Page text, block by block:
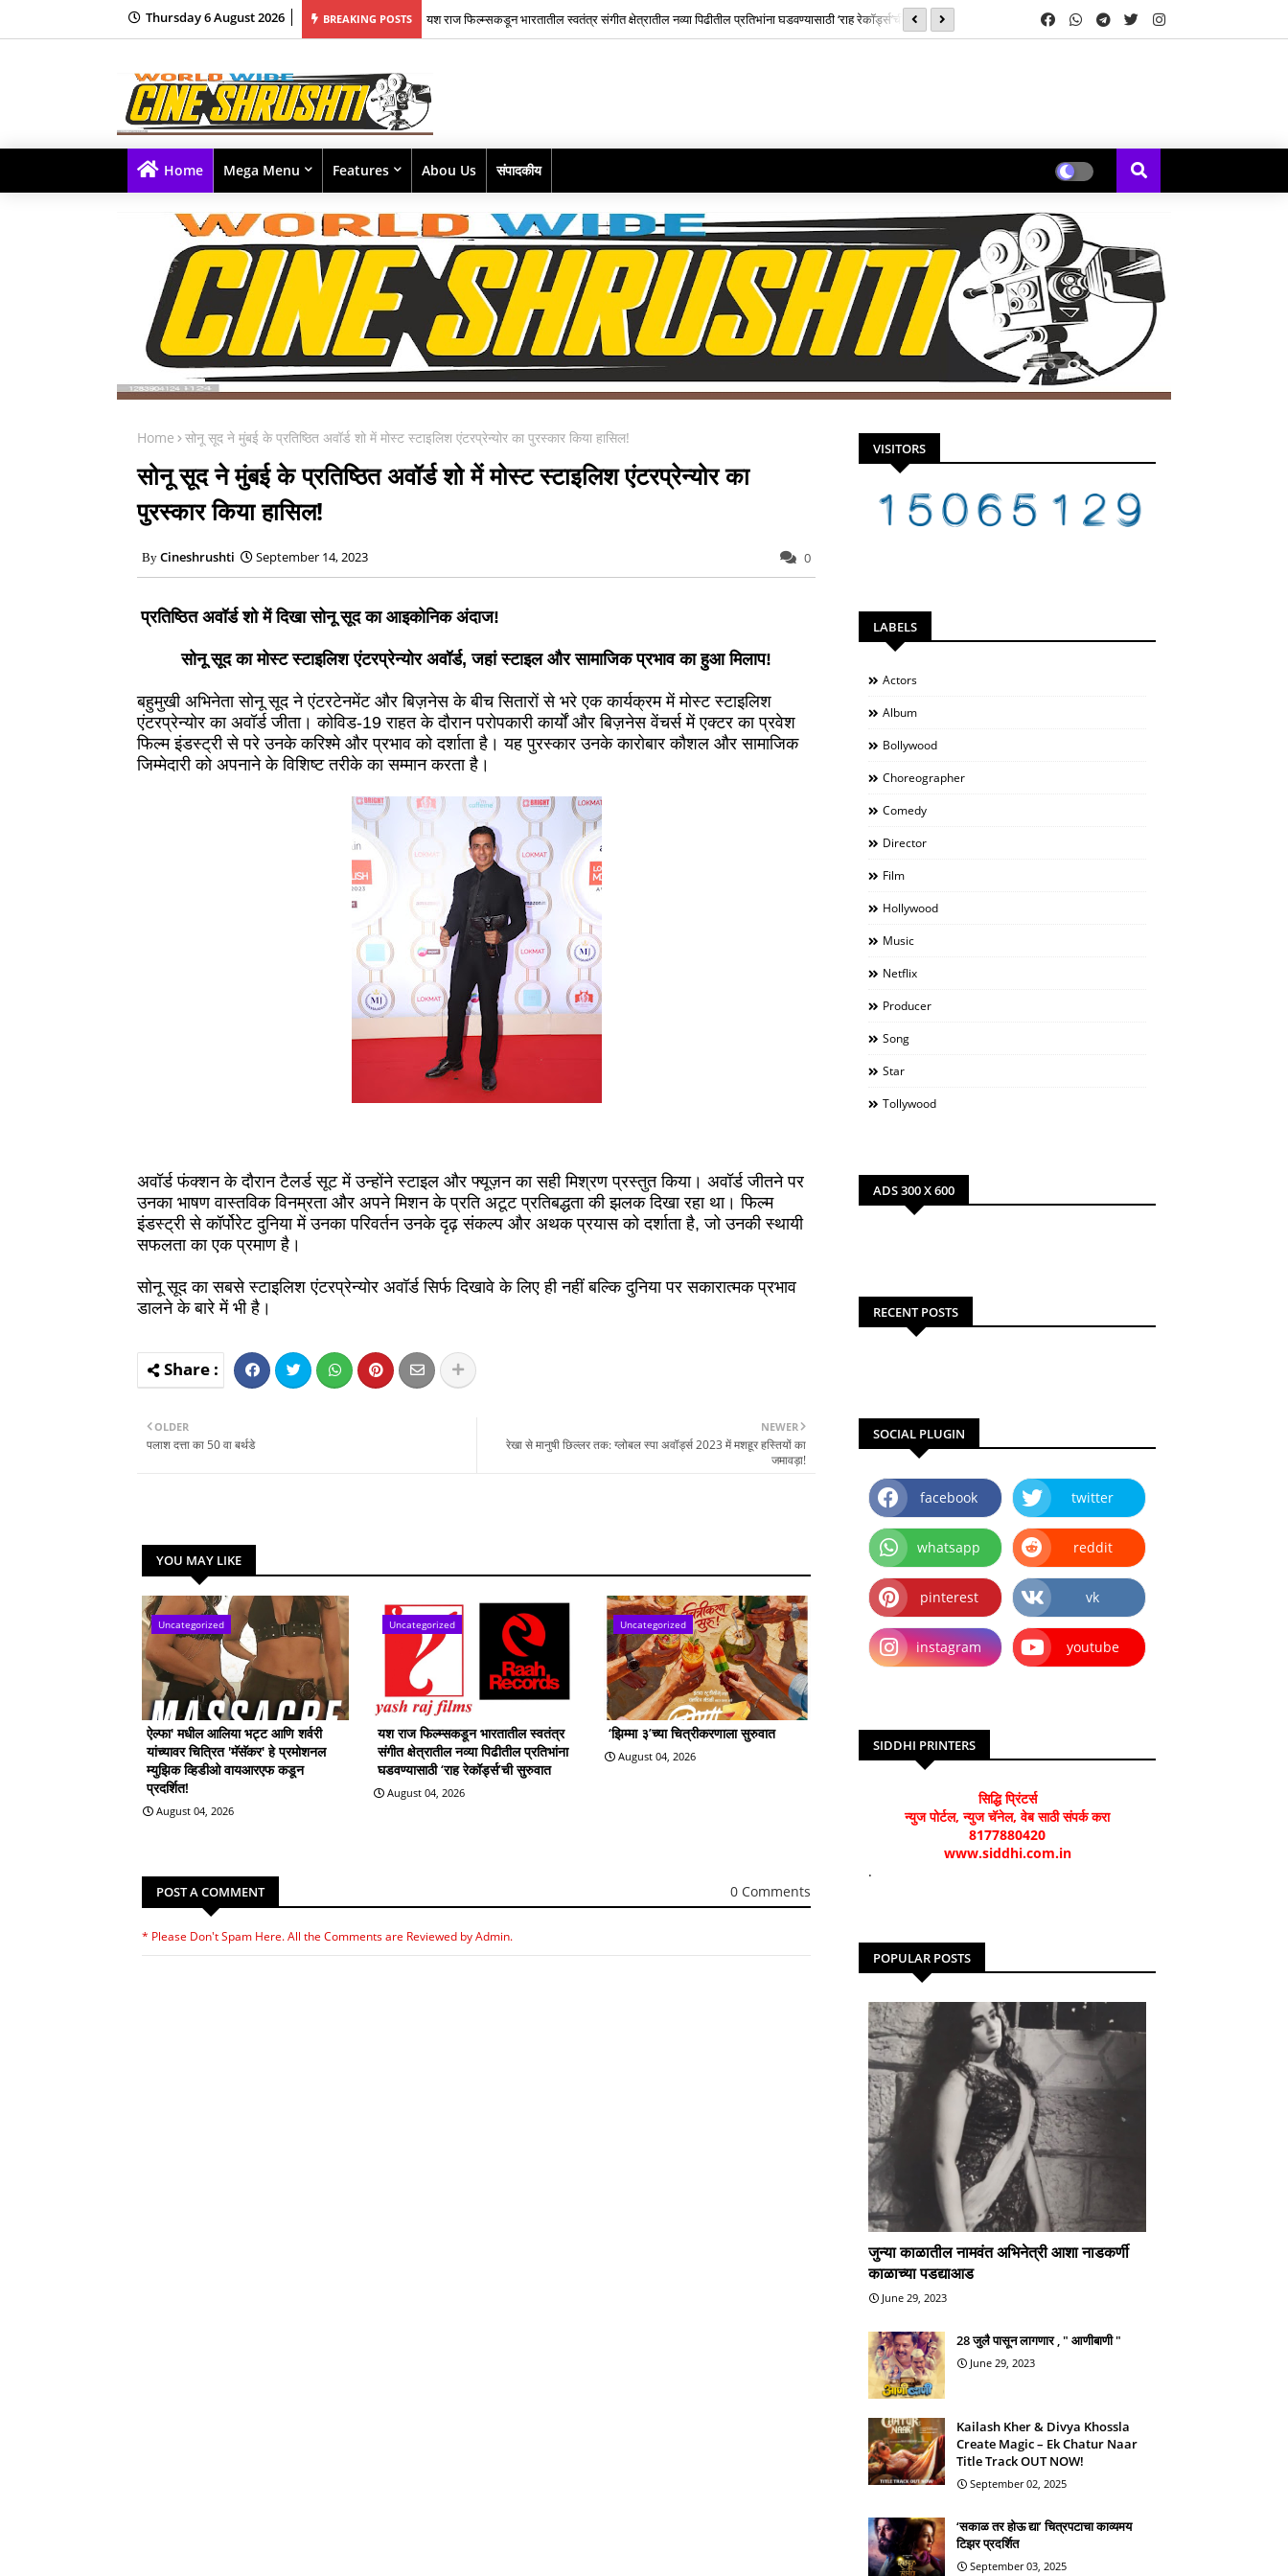
Thursday 6 August 2026 BREAKING POSTS
शर्वरी यांच्यावर चित्रित 'मॅसॅकर' हे प्रमोशनल म्युझिक व्हिडीओ वायआरएफ कडून प्रदर्शित! यश राज फिल्म्सकडून भारतातील स्वतंत्र संगीत क्षेत्रातील नव्या पिढीतील प्रतिभांना घडवण्यासाठी ‘राह रेकॉर्ड्स’ची सुरुवात ‘झिम्मा ३’च्या चित्रीकरणाला सुरुवात
Home Mega Menu Features Abou Us संपादकीय
Home सोनू सूद ने मुंबई के प्रतिष्ठित अवॉर्ड शो में मोस्ट स्टाइलिश एंटरप्रेन्योर का पुरस्कार किया हासिल!
सोनू सूद ने मुंबई के प्रतिष्ठित अवॉर्ड शो में मोस्ट स्टाइलिश एंटरप्रेन्योर का
पुरस्कार किया हासिल!
Cineshrushti September 14, 2023 0
प्रतिष्ठित अवॉर्ड शो में दिखा सोनू सूद का आइकोनिक अंदाज!
सोनू सूद का मोस्ट स्टाइलिश एंटरप्रेन्योर अवॉर्ड, जहां स्टाइल और सामाजिक प्रभाव का हुआ मिलाप!
बहुमुखी अभिनेता सोनू सूद ने एंटरटेनमेंट और बिज़नेस के बीच सितारों से भरे एक कार्यक्रम में मोस्ट स्टाइलिश
एंटरप्रेन्योर का अवॉर्ड जीता। कोविड-19 राहत के दौरान परोपकारी कार्यों और बिज़नेस वेंचर्स में एक्टर का प्रवेश
फिल्म इंडस्ट्री से परे उनके करिश्मे और प्रभाव को दर्शाता है। यह पुरस्कार उनके कारोबार कौशल और सामाजिक
जिम्मेदारी को अपनाने के विशिष्ट तरीके का सम्मान करता है।
अवॉर्ड फंक्शन के दौरान टैलर्ड सूट में उन्होंने स्टाइल और फ्यूज़न का सही मिश्रण प्रस्तुत किया। अवॉर्ड जीतने पर
उनका भाषण वास्तविक विनम्रता और अपने मिशन के प्रति अटूट प्रतिबद्धता की झलक दिखा रहा था। फिल्म
इंडस्ट्री से कॉर्पोरेट दुनिया में उनका परिवर्तन उनके दृढ़ संकल्प और अथक प्रयास को दर्शाता है, जो उनकी स्थायी
सफलता का एक प्रमाण है।
सोनू सूद का सबसे स्टाइलिश एंटरप्रेन्योर अवॉर्ड सिर्फ दिखावे के लिए ही नहीं बल्कि दुनिया पर सकारात्मक प्रभाव
डालने के बारे में भी है।
NEWER
रेखा से मानुषी छिल्लर तक: ग्लोबल स्पा अवॉर्ड्स 2023 में मशहूर हस्तियों का
जमावड़ा!
OLDER
पलाश दत्ता का 50 वा बर्थडे
YOU MAY LIKE
Uncategorized
ऐल्फा' मधील आलिया भट्ट आणि शर्वरी
यांच्यावर चित्रित 'मॅसॅकर' हे प्रमोशनल
म्युझिक व्हिडीओ वायआरएफ कडून
प्रदर्शित!
August 04, 2026
Uncategorized
यश राज फिल्म्सकडून भारतातील स्वतंत्र
संगीत क्षेत्रातील नव्या पिढीतील प्रतिभांना
घडवण्यासाठी ‘राह रेकॉर्ड्स’ची सुरुवात
August 04, 2026
Uncategorized
‘झिम्मा ३’च्या चित्रीकरणाला सुरुवात
August 04, 2026
POST A COMMENT 0 Comments
* Please Don't Spam Here. All the Comments are Reviewed by Admin.
VISITORS
LABELS
Actors
Album
Bollywood
Choreographer
Comedy
Director
Film
Hollywood
Music
Netflix
Producer
Song
Star
Tollywood
ADS 300 X 600
RECENT POSTS
SOCIAL PLUGIN
facebook twitter
whatsapp reddit
pinterest vk
instagram youtube
SIDDHI PRINTERS
सिद्धि प्रिंटर्स
न्युज पोर्टल, न्युज चॅनेल, वेब साठी संपर्क करा
8177880420
www.siddhi.com.in
.
POPULAR POSTS
जुन्या काळातील नामवंत अभिनेत्री आशा नाडकर्णी
काळाच्या पडद्याआड
June 29, 2023
28 जुलै पासून लागणार , " आणीबाणी "
June 29, 2023
Kailash Kher & Divya Khossla
Create Magic – Ek Chatur Naar
Title Track OUT NOW!
September 02, 2025
‘सकाळ तर होऊ द्या’ चित्रपटाचा काव्यमय
टिझर प्रदर्शित
September 03, 2025